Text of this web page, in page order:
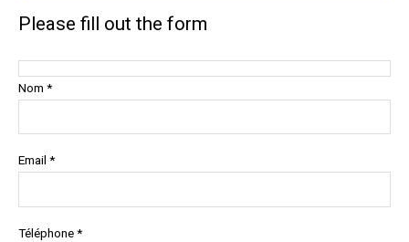
Please fill out the form
Nom *
Email *
Téléphone *